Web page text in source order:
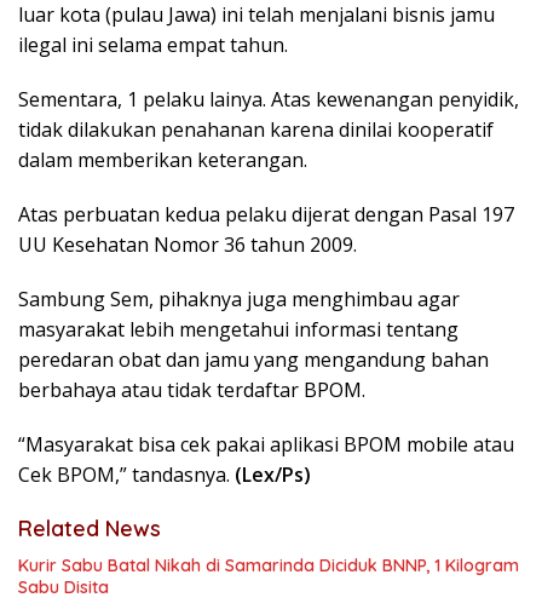
luar kota (pulau Jawa) ini telah menjalani bisnis jamu
ilegal ini selama empat tahun.
Sementara, 1 pelaku lainya. Atas kewenangan penyidik,
tidak dilakukan penahanan karena dinilai kooperatif
dalam memberikan keterangan.
Atas perbuatan kedua pelaku dijerat dengan Pasal 197
UU Kesehatan Nomor 36 tahun 2009.
Sambung Sem, pihaknya juga menghimbau agar
masyarakat lebih mengetahui informasi tentang
peredaran obat dan jamu yang mengandung bahan
berbahaya atau tidak terdaftar BPOM.
“Masyarakat bisa cek pakai aplikasi BPOM mobile atau
Cek BPOM,” tandasnya. (Lex/Ps)
Related News
Kurir Sabu Batal Nikah di Samarinda Diciduk BNNP, 1 Kilogram
Sabu Disita